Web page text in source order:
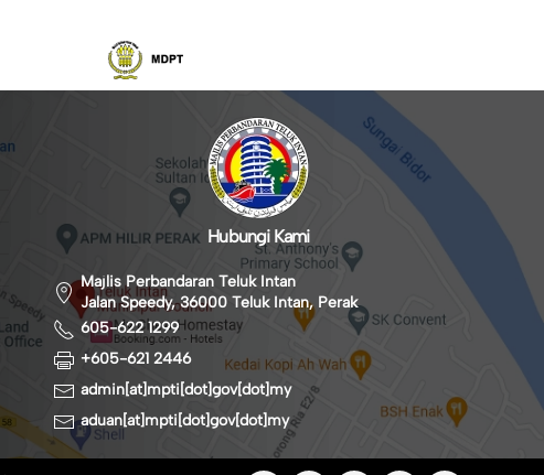
Hubungi Kami
Majlis Perbandaran Teluk Intan
Jalan Speedy, 36000 Teluk Intan, Perak
605-622 1299
+605-621 2446
admin[at]mpti[dot]gov[dot]my
aduan[at]mpti[dot]gov[dot]my